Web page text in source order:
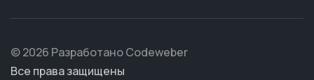
© 2026 Разработано Codeweber
Все права защищены